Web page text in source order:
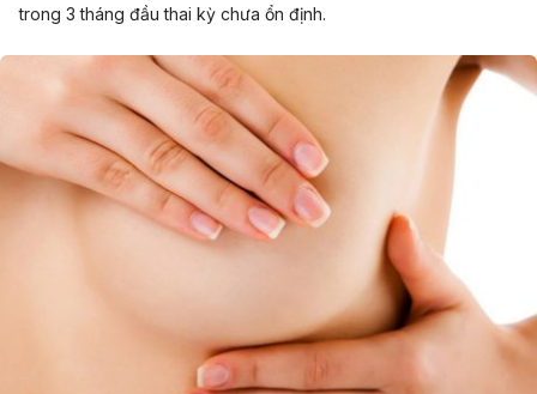
trong 3 tháng đầu thai kỳ chưa ổn định.